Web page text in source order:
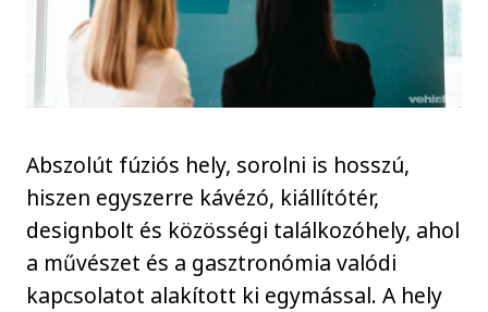
Abszolút fúziós hely, sorolni is hosszú,
hiszen egyszerre kávézó, kiállítótér,
designbolt és közösségi találkozóhely, ahol
a művészet és a gasztronómia valódi
kapcsolatot alakított ki egymással. A hely